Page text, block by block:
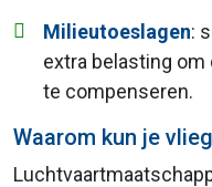
Milieutoeslagen:
extra belasting om
te compenseren.
Waarom kun je